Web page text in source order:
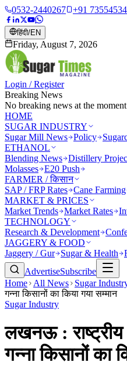
0532-2440267 +91
हिंदी/EN
Friday, August 7, 2026
Login / Register
Breaking News
No breaking news at the moment
HOME
SUGAR INDUSTRY
Sugar Mill News Policy
ETHANOL
Blending News Distillery
Molasses E20 Push
FARMER / किसान
SAP / FRP Rates Cane Farming
MARKET & PRICES
Market Trends Market Rates
TECHNOLOGY
Research & Development
JAGGERY & FOOD
Jaggery / Gur
Sugar & Health
AdvertiseSubscribe
Home
All News Sugar
गन्ना किसानों का किया गया सम्मान
Sugar Industry
लखनऊ : राष्ट्रीय
गन्ना किसानों का